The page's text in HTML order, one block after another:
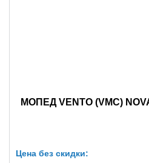
МОПЕД VENTO (VMC)
Цена без скидки: